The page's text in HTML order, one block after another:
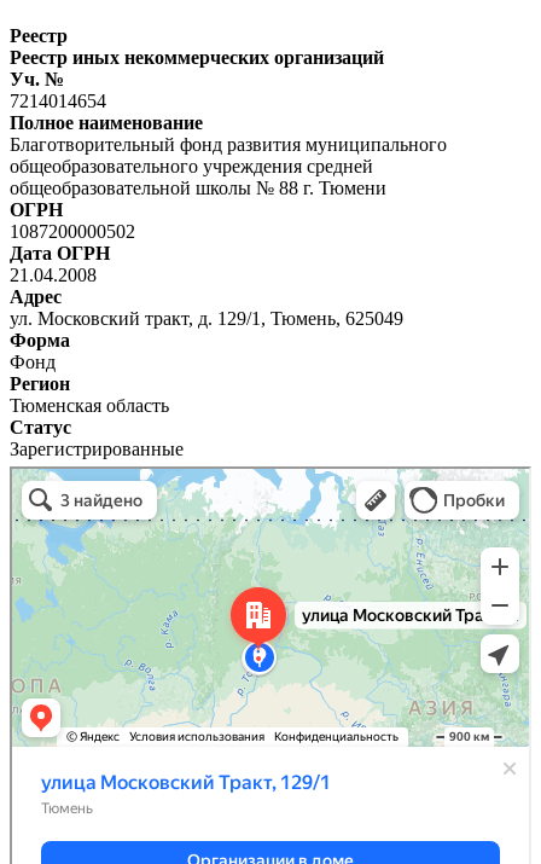
Реестр
Реестр иных некоммерческих организаций
Уч. №
7214014654
Полное наименование
Благотворительный фонд развития муниципального
общеобразовательного учреждения средней
общеобразовательной школы № 88 г. Тюмени
ОГРН
1087200000502
Дата ОГРН
21.04.2008
Адрес
ул. Московский тракт, д. 129/1, Тюмень, 625049
Форма
Фонд
Регион
Тюменская область
Статус
Зарегистрированные